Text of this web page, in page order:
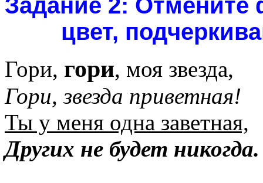
цвет,
Гори, гори, моя звезда,
Гори, звезда приветная!
Ты у меня одна заветная,
Других не будет никогда.